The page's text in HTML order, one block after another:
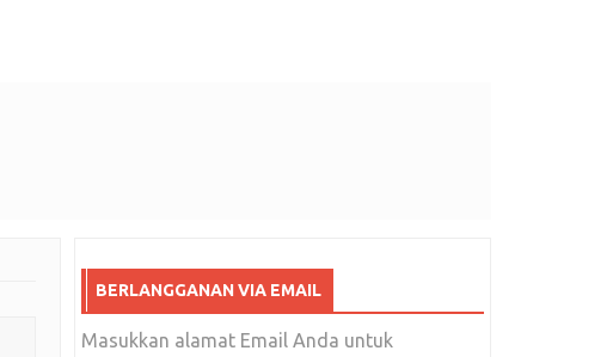
BERLANGGANAN VIA EMAIL
Masukkan alamat Email Anda untuk